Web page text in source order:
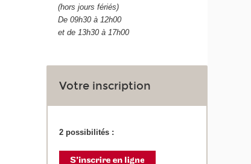
(hors jours fériés)
De 09h30 à 12h00
et de 13h30 à 17h00
Votre inscription
2 possibilités :